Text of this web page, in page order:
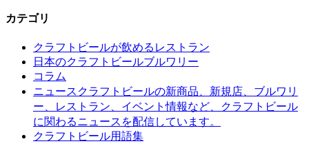
カテゴリ
クラフトビールが飲めるレストラン
日本のクラフトビールブルワリー
コラム
ニュース クラフトビールの新商品、新規店、ブルワリ
ー、レストラン、イベント情報など、クラフトビール
に関わるニュースを配信しています。
クラフトビール用語集